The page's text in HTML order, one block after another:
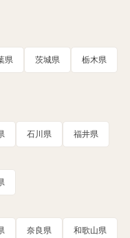
県 茨城県 栃木県
石川県 福井県
奈良県 和歌山県